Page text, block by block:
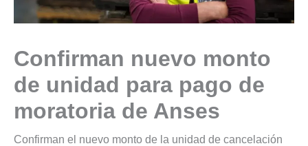
Confirman nuevo monto
de unidad para pago de
moratoria de Anses
Confirman el nuevo monto de la unidad de cancelación